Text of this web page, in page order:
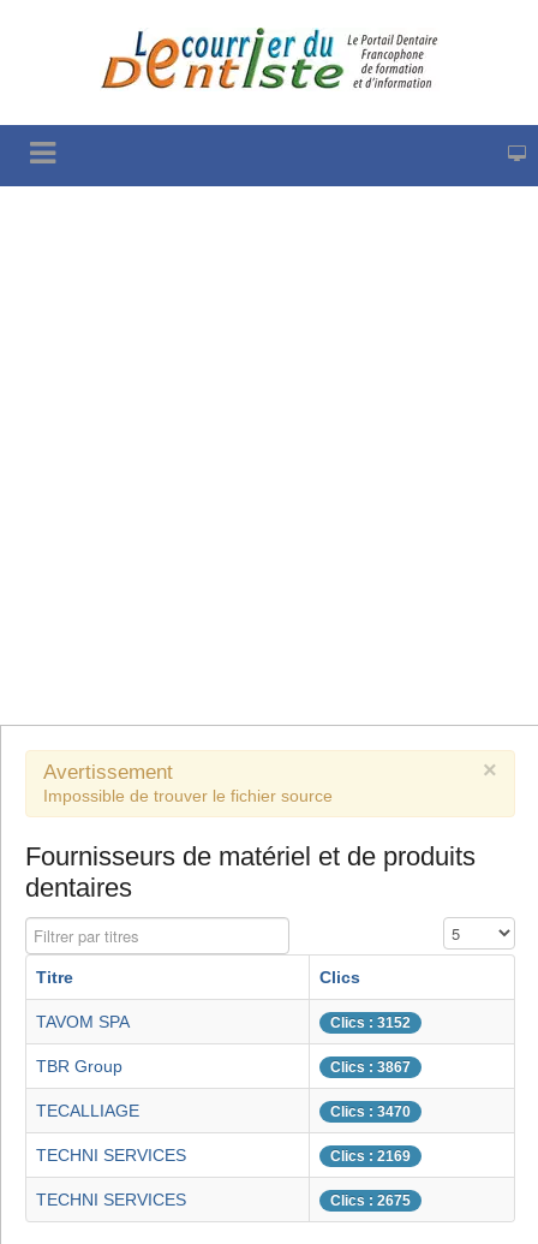
×
Avertissement
Impossible de trouver le fichier source
Fournisseurs de matériel et de produits
dentaires
Filtrer par titres Affichage #
Titre Clics
TAVOM SPA Clics : 3152
TBR Group Clics : 3867
TECALLIAGE Clics : 3470
TECHNI SERVICES Clics : 2169
TECHNI SERVICES Clics : 2675